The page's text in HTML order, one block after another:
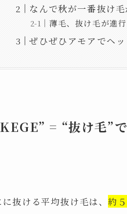
なんで秋が一番抜け
薄毛、抜け毛が進行
ぜひぜひアモアでヘ
= “抜け毛”
抜ける平均抜け毛は、 約